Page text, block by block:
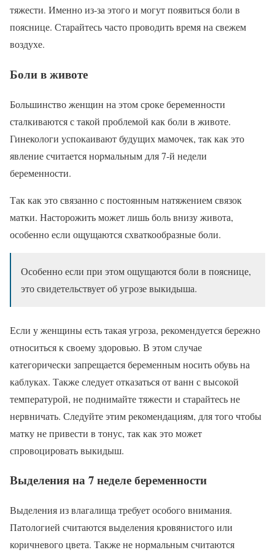
тяжести. Именно из-за этого и могут появиться боли в
пояснице. Старайтесь часто проводить время на свежем
воздухе.
Боли в животе
Большинство женщин на этом сроке беременности
сталкиваются с такой проблемой как боли в животе.
Гинекологи успокаивают будущих мамочек, так как это
явление считается нормальным для 7-й недели
беременности.
Так как это связанно с постоянным натяжением связок
матки. Насторожить может лишь боль внизу живота,
особенно если ощущаются схваткообразные боли.
Особенно если при этом ощущаются боли в пояснице,
это свидетельствует об угрозе выкидыша.
Если у женщины есть такая угроза, рекомендуется бережно
относиться к своему здоровью. В этом случае
категорически запрещается беременным носить обувь на
каблуках. Также следует отказаться от ванн с высокой
температурой, не поднимайте тяжести и старайтесь не
нервничать. Следуйте этим рекомендациям, для того чтобы
матку не привести в тонус, так как это может
спровоцировать выкидыш.
Выделения на 7 неделе беременности
Выделения из влагалища требует особого внимания.
Патологией считаются выделения кровянистого или
коричневого цвета. Также не нормальным считаются